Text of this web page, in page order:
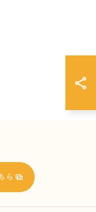
ら